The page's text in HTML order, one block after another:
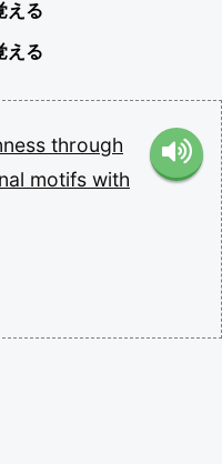
える
える
through
motifs with